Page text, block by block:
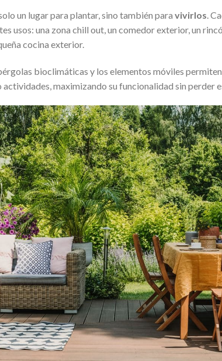
un lugar para plantar, sino también para vivirlos.
usos: una zona chill out, un comedor exterior, un
cocina exterior.
bioclimáticas y los elementos móviles
maximizando su funcionalidad sin perder